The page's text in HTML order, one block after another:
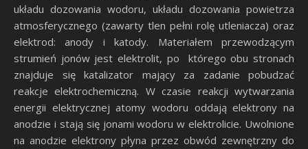
układu dozowania wodoru, układu dozowania powietrza
atmosferycznego (zawarty tlen pełni rolę utleniacza) oraz
elektrod: anody i katody. Materiałem przewodzącym
strumień jonów jest elektrolit, po którego obu stronach
znajduje się katalizator mający za zadanie pobudzać
reakcje elektrochemiczną. W czasie reakcji wytwarzania
energii elektrycznej atomy wodoru oddają elektrony na
anodzie i stają się jonami wodoru w elektrolicie. Uwolnione
na anodzie elektrony płyna przez obwód zewnętrzny do